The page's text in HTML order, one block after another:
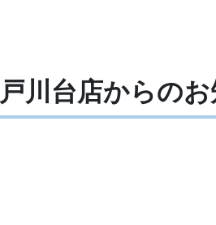
川台店からの